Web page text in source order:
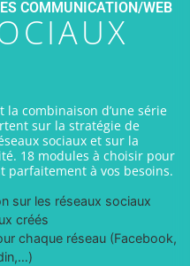
COMMUNICATION/WEB
la combinaison d’une série
sur la stratégie de
sociaux et sur la
18 modules à choisir pour
à vos besoins.
sur les réseaux sociaux
créés
chaque réseau (Facebook,